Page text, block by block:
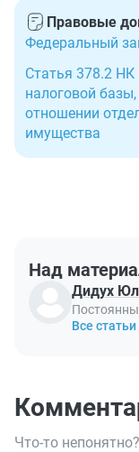
Правовые
Федеральный
Статья 378.2
налоговой
отношении
имущества
Над
Дидух
Все
Что-то